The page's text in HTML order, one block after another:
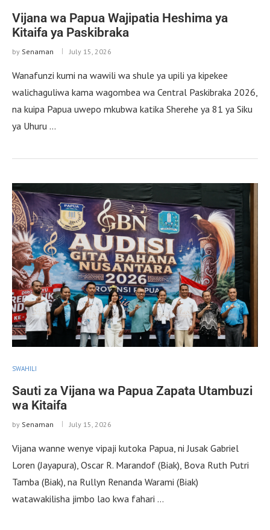
Vijana wa Papua Wajipatia Heshima ya
Kitaifa ya Paskibraka
by Senaman July 15, 2026
Wanafunzi kumi na wawili wa shule ya upili ya kipekee
walichaguliwa kama wagombea wa Central Paskibraka 2026,
na kuipa Papua uwepo mkubwa katika Sherehe ya 81 ya Siku
ya Uhuru …
SWAHILI
Sauti za Vijana wa Papua Zapata Utambuzi
wa Kitaifa
by Senaman July 15, 2026
Vijana wanne wenye vipaji kutoka Papua, ni Jusak Gabriel
Loren (Jayapura), Oscar R. Marandof (Biak), Bova Ruth Putri
Tamba (Biak), na Rullyn Renanda Warami (Biak)
watawakilisha jimbo lao kwa fahari …